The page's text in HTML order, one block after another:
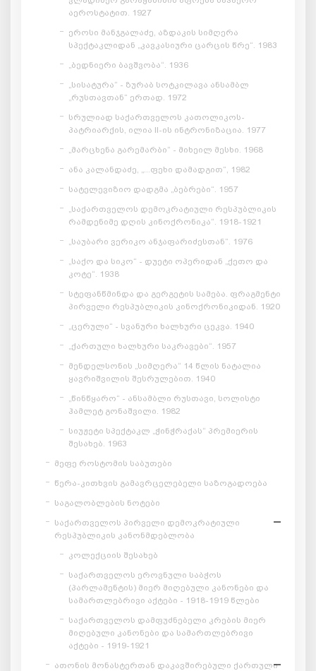
აეროსტატით. 1927
ეროსი მანჯგალაძე, აზდაკის სიმღერა
სპექტაკლიდან „კავკასიური ცარცის წრე“. 1983
„ბედნიერი ბავშვობა“. 1936
„სისატურა“ - ზურაბ სოტკილავა ანსამბლ
„რუსთავთან“ ერთად. 1972
სრულიად საქართველოს კათოლიკოს-
პატრიარქის, ილია II-ის ინტრონიზაცია. 1977
„მარცხენა გარემარბი“ - მიხეილ მესხი. 1968
ანა კალანდაძე, „...ფეხი დამადგით“, 1982
სატელევიზიო დადგმა „ბებრები“. 1957
„საქართველოს დემოკრატიული რესპუბლიკის
რამდენიმე დღის კინოქრონიკა“. 1918-1921
„საუბარი ვერიკო ანჯაფარიძესთან“. 1976
„საქო და სიკო“ - დუეტი ოპერიდან „ქეთო და
კოტე“. 1938
სტეფანწმინდა და გერგეტის სამება. ფრაგმენტი
პირველი რესპუბლიკის კინოქრონიკიდან. 1920
„ცერული“ - სვანური ხალხური ცეკვა. 1940
„ქართული ხალხური საკრავები“. 1957
მენდელსონის „სიმღერა“ 14 წლის ნატალია
ყავრიშვილის შესრულებით. 1940
„წინწყარო“ - ანსამბლი რუსთავი, სოლისტი
ჰამლეტ გონაშვილი. 1982
სიუჟეტი სპექტაკლ „ჭინჭრაქას“ პრემიერის
შესახებ. 1963
მეფე როსტომის საბუთები
წერა-კითხვის გამავრცელებელი საზოგადოება
საგალობლების ნოტები
საქართველოს პირველი დემოკრატიული
რესპუბლიკის კანონმდებლობა
კოლექციის შესახებ
საქართველოს ეროვნული საბჭოს
(პარლამენტის) მიერ მიღებული კანონები და
სამართლებრივი აქტები - 1918-1919 წლები
საქართველოს დამფუძნებელი კრების მიერ
მიღებული კანონები და სამართლებრივი
აქტები - 1919-1921
ათონის მონასტერთან დაკავშირებული ქართული